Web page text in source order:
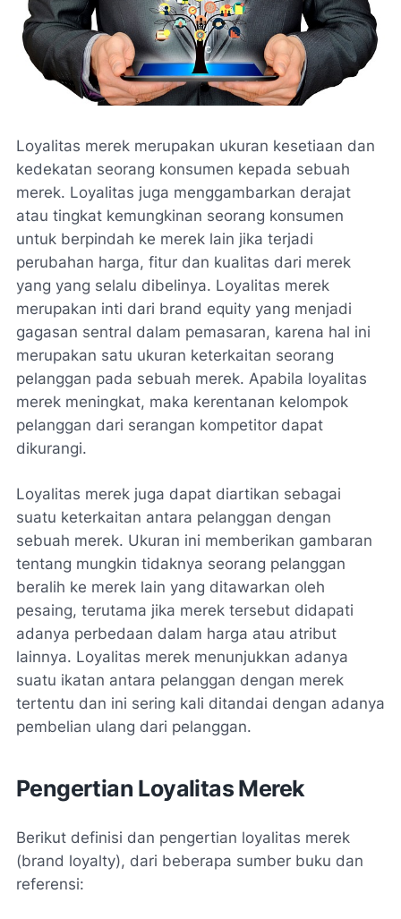
Loyalitas merek merupakan ukuran kesetiaan dan
kedekatan seorang konsumen kepada sebuah
merek. Loyalitas juga menggambarkan derajat
atau tingkat kemungkinan seorang konsumen
untuk berpindah ke merek lain jika terjadi
perubahan harga, fitur dan kualitas dari merek
yang yang selalu dibelinya. Loyalitas merek
merupakan inti dari brand equity yang menjadi
gagasan sentral dalam pemasaran, karena hal ini
merupakan satu ukuran keterkaitan seorang
pelanggan pada sebuah merek. Apabila loyalitas
merek meningkat, maka kerentanan kelompok
pelanggan dari serangan kompetitor dapat
dikurangi.
Loyalitas merek juga dapat diartikan sebagai
suatu keterkaitan antara pelanggan dengan
sebuah merek. Ukuran ini memberikan gambaran
tentang mungkin tidaknya seorang pelanggan
beralih ke merek lain yang ditawarkan oleh
pesaing, terutama jika merek tersebut didapati
adanya perbedaan dalam harga atau atribut
lainnya. Loyalitas merek menunjukkan adanya
suatu ikatan antara pelanggan dengan merek
tertentu dan ini sering kali ditandai dengan adanya
pembelian ulang dari pelanggan.
Pengertian Loyalitas Merek
Berikut definisi dan pengertian loyalitas merek
(brand loyalty), dari beberapa sumber buku dan
referensi: